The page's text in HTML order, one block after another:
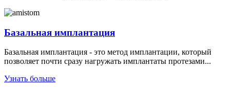
Базальная имплантация
Базальная имплантация - это метод имплантации, который
позволяет почти сразу нагружать имплантаты протезами...
Узнать больше